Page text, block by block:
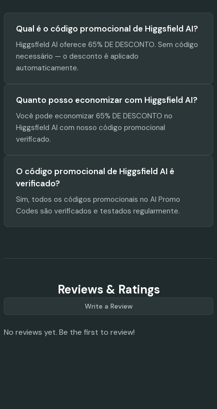
Qual é o código promocional de Higgsfield AI?
Higgsfield AI oferece 65% DE DESCONTO. Sem código
necessário — o desconto é aplicado
automaticamente.
Quanto posso economizar com Higgsfield AI?
Você pode economizar 65% DE DESCONTO no
Higgsfield AI com nosso código promocional
verificado.
O código promocional de Higgsfield AI é
verificado?
Sim, todos os códigos promocionais no AI Promo
Codes são verificados e testados regularmente.
Reviews & Ratings
Write a Review
No reviews yet. Be the first to review!